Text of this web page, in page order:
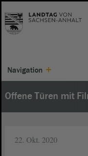
Navigation
Offene Türen mit
22. Okt. 2020